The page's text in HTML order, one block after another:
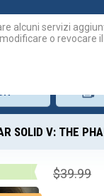
SOLID V: THE
$39.99
alcuni servizi
o revocare